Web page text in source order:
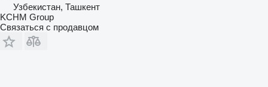
Узбекистан, Ташкент
KCHM Group
Связаться с продавцом